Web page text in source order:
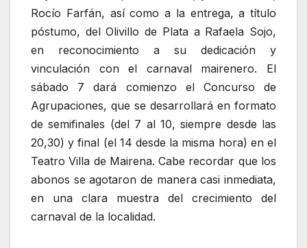
Rocío Farfán, así como a la entrega, a título
póstumo, del Olivillo de Plata a Rafaela Sojo,
en reconocimiento a su dedicación y
vinculación con el carnaval mairenero. El
sábado 7 dará comienzo el Concurso de
Agrupaciones, que se desarrollará en formato
de semifinales (del 7 al 10, siempre desde las
20,30) y final (el 14 desde la misma hora) en el
Teatro Villa de Mairena. Cabe recordar que los
abonos se agotaron de manera casi inmediata,
en una clara muestra del crecimiento del
carnaval de la localidad.